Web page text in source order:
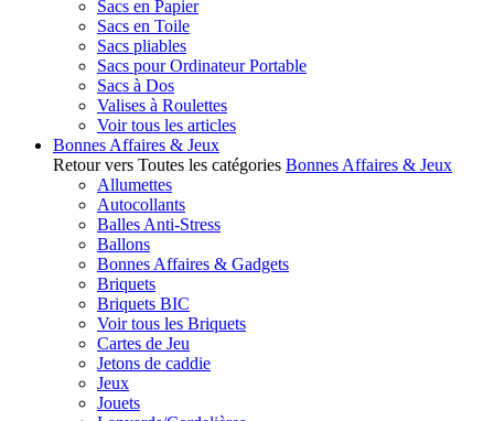
Sacs en Papier
Sacs en Toile
Sacs pliables
Sacs pour Ordinateur Portable
Sacs à Dos
Valises à Roulettes
Voir tous les articles
Bonnes Affaires & Jeux
Retour vers Toutes les catégories Bonnes Affaires & Jeux
Allumettes
Autocollants
Balles Anti-Stress
Ballons
Bonnes Affaires & Gadgets
Briquets
Briquets BIC
Voir tous les Briquets
Cartes de Jeu
Jetons de caddie
Jeux
Jouets